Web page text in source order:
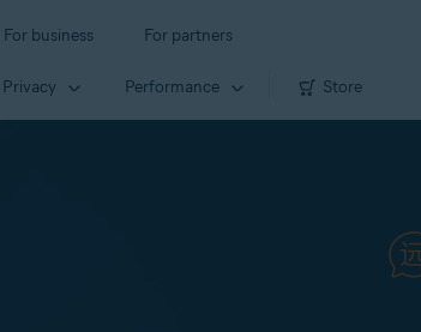
For business For partners
Privacy Performance Store